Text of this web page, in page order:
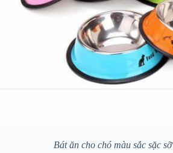
Bát ăn cho chó màu sắc sặc